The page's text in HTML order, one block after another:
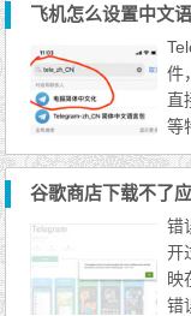
号
成
ac
飞机怎么设置中文
件
直
等
不
项
天
成
错
开
映
错